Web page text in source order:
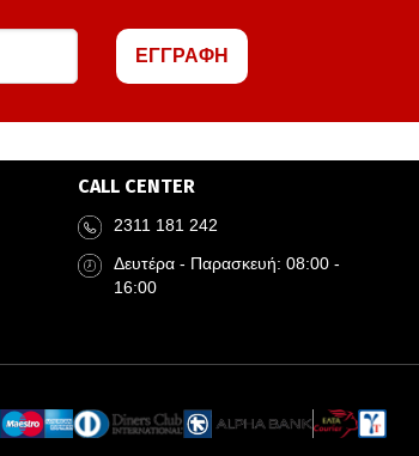
ΕΓΓΡΑΦΗ
CALL CENTER
2311 181 242
Δευτέρα - Παρασκευή: 08:00 -
16:00